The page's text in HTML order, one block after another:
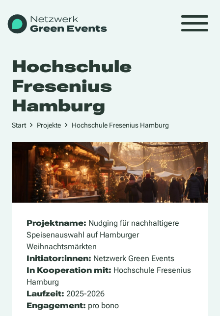
Hochschule
Fresenius
Hamburg
Start Projekte Hochschule Fresenius Hamburg
Projektname: Nudging für nachhaltigere
Speisenauswahl auf Hamburger
Weihnachtsmärkten
Initiator:innen: Netzwerk Green Events
In Kooperation mit: Hochschule Fresenius
Hamburg
Laufzeit: 2025-2026
Engagement: pro bono